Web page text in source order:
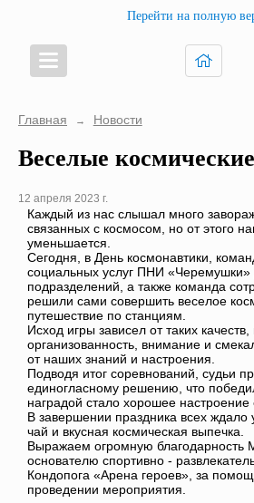
Перейти на полную
Главная → Новости
Веселые
12 апреля 2023 г.
Каждый из нас слышал много
связанных с космосом, но от этого
уменьшается.
Сегодня, в День космонавтики,
социальных услуг ПНИ «Черемушки»
подразделений, а также команда
решили сами совершить веселое
путешествие по станциям.
Исход игры зависел от таких качеств,
организованность, внимание и
от наших знаний и настроения.
Подводя итог соревнований, судьи
единогласному решению, что
наградой стало хорошее настроение
В завершении праздника всех ждало
чай и вкусная космическая выпечка.
Выражаем огромную благодарность
основателю спортивно -
Кондопога «Арена героев», за
проведении мероприятия.